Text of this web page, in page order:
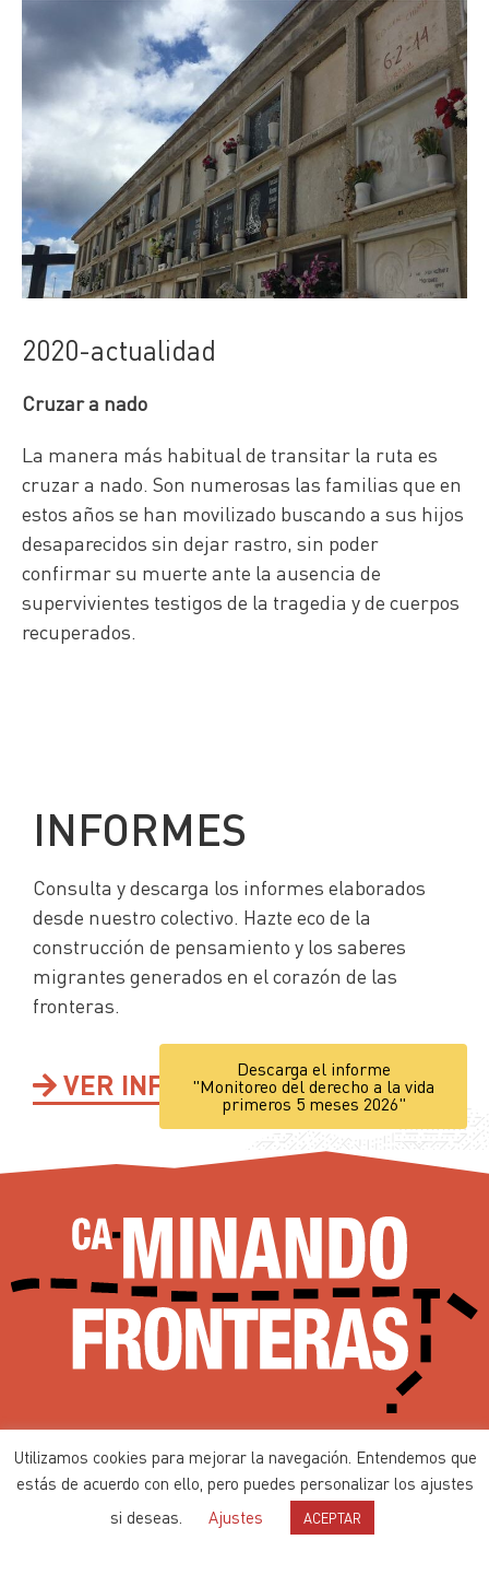
2020-actualidad
Cruzar a nado
La manera más habitual de transitar la ruta es
cruzar a nado. Son numerosas las familias que en
estos años se han movilizado buscando a sus hijos
desaparecidos sin dejar rastro, sin poder
confirmar su muerte ante la ausencia de
supervivientes testigos de la tragedia y de cuerpos
recuperados.
INFORMES
Consulta y descarga los informes elaborados
desde nuestro colectivo. Hazte eco de la
construcción de pensamiento y los saberes
migrantes generados en el corazón de las
fronteras.
VER INFORMESDescarga el informe
"Monitoreo del derecho a la vida
primeros 5 meses 2026"
Ca-minando Fronteras desde 2002
Contenidos bajo
Licencia de Producción de Pares
Utilizamos cookies para mejorar la navegación. Entendemos que
estás de acuerdo con ello, pero puedes personalizar los ajustes
si deseas.
Ajustes ACEPTAR